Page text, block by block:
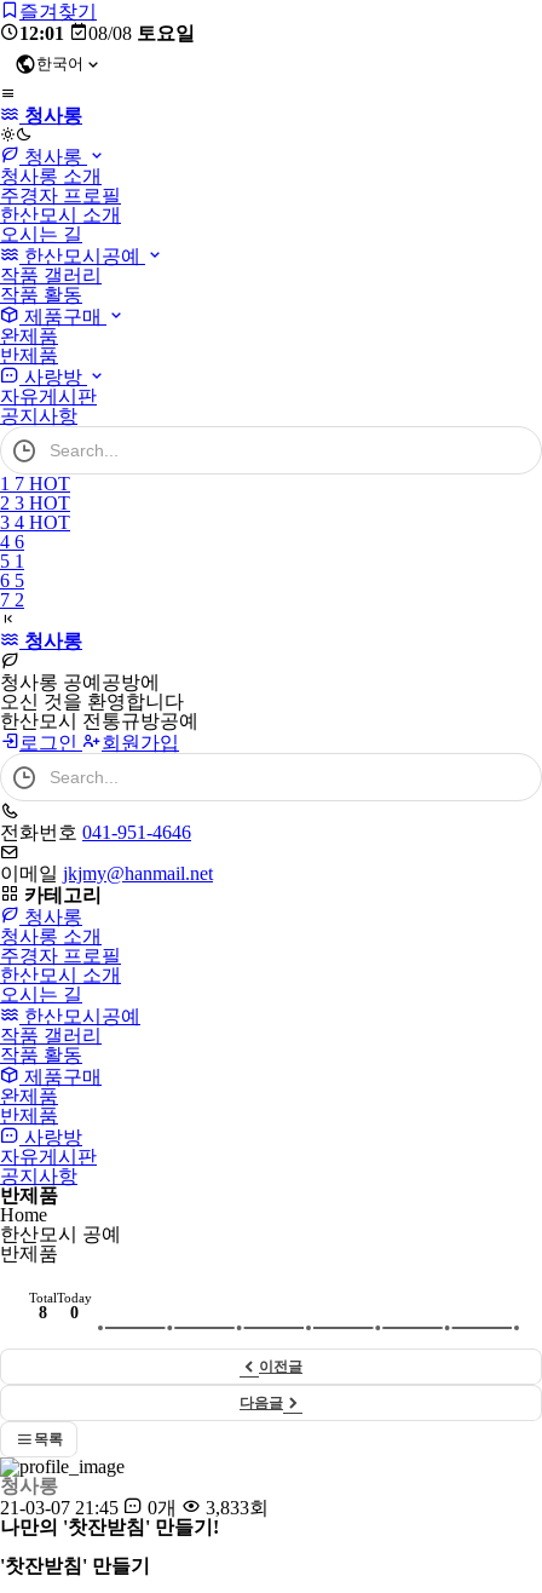
즐겨찾기
12:01
08/08 토요일
한국어
청사롱
light청사롱
청사롱 소개
주경자 프로필
한산모시 소개
오시는 길
한산모시공예
작품 갤러리
작품 활동
제품구매
완제품
반제품
사랑방
자유게시판
공지사항
검
색
어
필
수
1 7 HOT
2 3 HOT
3 4 HOT
4 6
5 1
6 5
7 2
청사롱
청사롱 공예공방에
오신 것을 환영합니다
한산모시 전통규방공예
로그인
회원가입
검
색
어
필
수
전화번호 041-951-4646
이메일 jkjmy@hanmail.net
카테고리
청사롱
청사롱 소개
주경자 프로필
한산모시 소개
오시는 길
한산모시공예
작품 갤러리
작품 활동
제품구매
완제품
반제품
사랑방
자유게시판
공지사항
반제품
Home
한산모시 공예
반제품
Total
8
Today
0
이전글
다음글
목록
청사롱
21-03-07 21:45
0개
3,833회
나만의 '찻잔받침' 만들기!
'찻잔받침' 만들기